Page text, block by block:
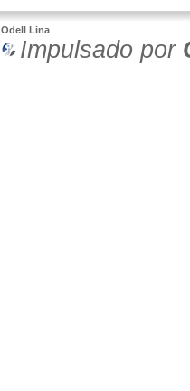
Odell Lina
Impulsado por